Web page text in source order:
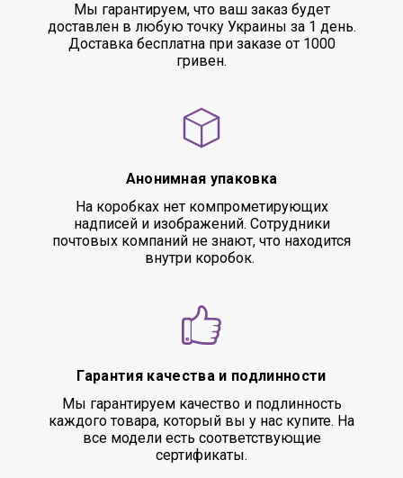
Мы гарантируем, что ваш заказ будет
доставлен в любую точку Украины за 1 день.
Доставка бесплатна при заказе от 1000
гривен.
Анонимная упаковка
На коробках нет компрометирующих
надписей и изображений. Сотрудники
почтовых компаний не знают, что находится
внутри коробок.
Гарантия качества и подлинности
Мы гарантируем качество и подлинность
каждого товара, который вы у нас купите. На
все модели есть соответствующие
сертификаты.